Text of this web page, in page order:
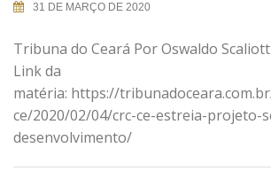
31 DE MARÇO DE 2020
Tribuna do Ceará Por Oswaldo
Link da
matéria: https://
ce/2020/02/04/crc-ce-estreia-projeto-
desenvolvimento/